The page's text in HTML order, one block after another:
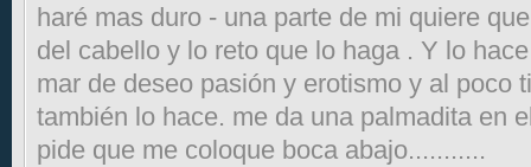
haré mas duro - una parte de mi quiere
del cabello y lo reto que lo haga . Y lo
mar de deseo pasión y erotismo y al poco
también lo hace. me da una palmadita en
pide que me coloque boca abajo...........